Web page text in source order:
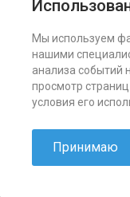
Мы используем
нашими
анализа событий
просмотр
условия его
Принимаю